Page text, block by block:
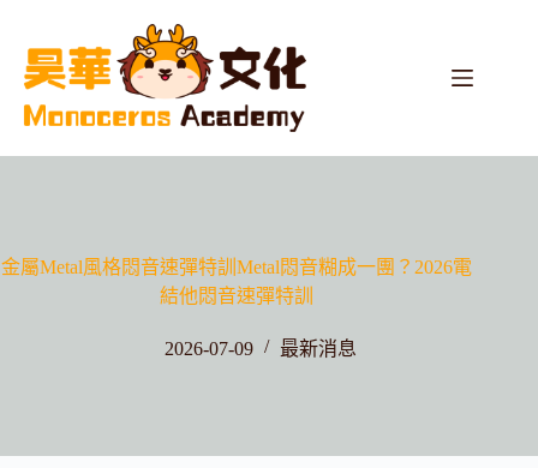
金屬Metal風格悶音速彈特訓Metal悶音糊成一團？2026電
結他悶音速彈特訓
2026-07-09 最新消息